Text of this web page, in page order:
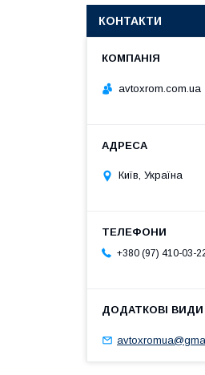
КОНТАКТИ
avtoxrom.com.ua
Київ, Україна
+380 (97) 410-03-